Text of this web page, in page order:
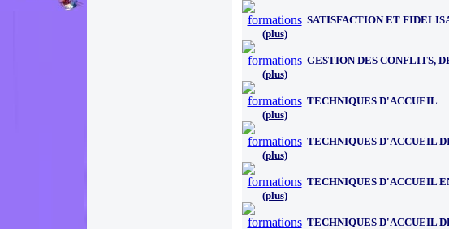
(plus)
SATISFACTION ET
(plus)
GESTION DES CONFLITS,
(plus)
TECHNIQUES D'ACCUEIL
(plus)
TECHNIQUES D'ACCUEIL
(plus)
TECHNIQUES D'ACCUEIL
TECHNIQUES D'ACCUEIL